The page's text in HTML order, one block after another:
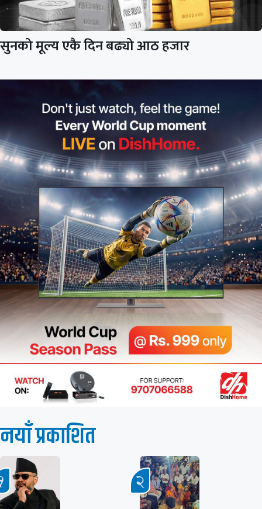
सुनको मूल्य एकै दिन बढ्यो आठ हजार
नयाँ प्रकाशित